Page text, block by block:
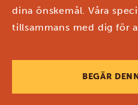
dina önskemål. Våra
tillsammans med dig för
BEGÄR